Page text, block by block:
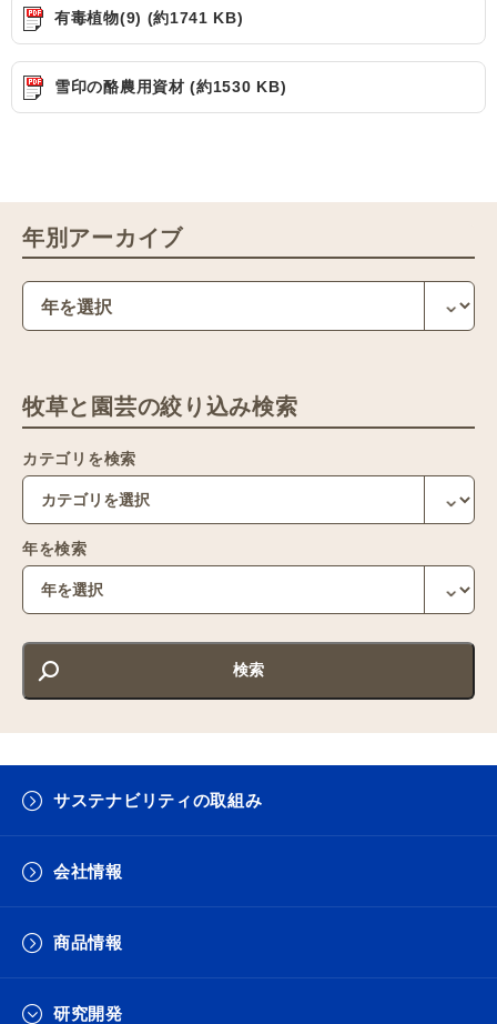
有毒植物(9) (約1741 KB)
雪印の酪農用資材 (約1530 KB)
年別アーカイブ
牧草と園芸の絞り込み検索
カテゴリを検索
年を検索
サステナビリティの取組み
会社情報
商品情報
研究開発